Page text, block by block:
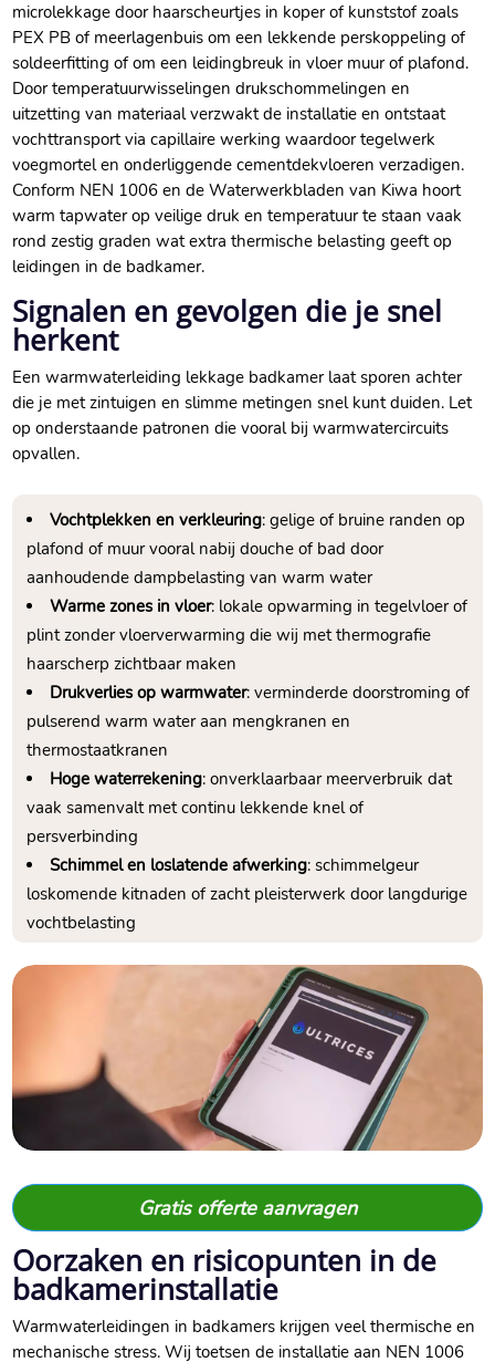
microlekkage door haarscheurtjes in koper of kunststof zoals
PEX PB of meerlagenbuis om een lekkende perskoppeling of
soldeerfitting of om een leidingbreuk in vloer muur of plafond.​
Door temperatuurwisselingen drukschommelingen en
uitzetting van materiaal verzwakt de installatie en ontstaat
vochttransport via capillaire werking waardoor tegelwerk
voegmortel en onderliggende cementdekvloeren verzadigen.​
Conform NEN 1006 en de Waterwerkbladen van Kiwa hoort
warm tapwater op veilige druk en temperatuur te staan vaak
rond zestig graden wat extra thermische belasting geeft op
leidingen in de badkamer.​
Signalen en gevolgen die je snel
herkent
Een warmwaterleiding lekkage badkamer laat sporen achter
die je met zintuigen en slimme metingen snel kunt duiden.​ Let
op onderstaande patronen die vooral bij warmwatercircuits
opvallen.​
Vochtplekken en verkleuring: gelige of bruine randen op
plafond of muur vooral nabij douche of bad door
aanhoudende dampbelasting van warm water
Warme zones in vloer: lokale opwarming in tegelvloer of
plint zonder vloerverwarming die wij met thermografie
haarscherp zichtbaar maken
Drukverlies op warmwater: verminderde doorstroming of
pulserend warm water aan mengkranen en
thermostaatkranen
Hoge waterrekening: onverklaarbaar meerverbruik dat
vaak samenvalt met continu lekkende knel of
persverbinding
Schimmel en loslatende afwerking: schimmelgeur
loskomende kitnaden of zacht pleisterwerk door langdurige
vochtbelasting
Gratis offerte aanvragen
Oorzaken en risicopunten in de
badkamerinstallatie
Warmwaterleidingen in badkamers krijgen veel thermische en
mechanische stress.​ Wij toetsen de installatie aan NEN 1006